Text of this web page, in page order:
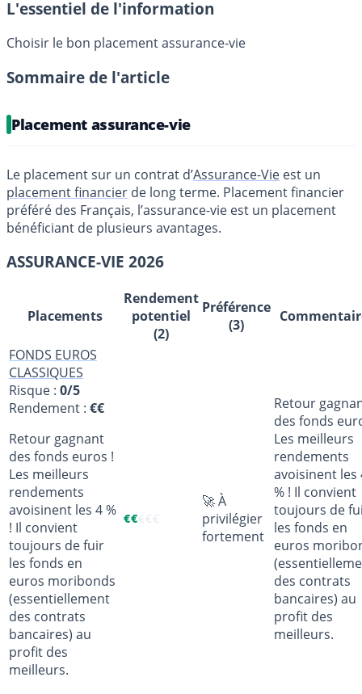
L'essentiel de l'information
Choisir le bon placement assurance-vie
Sommaire de l'article
Placement assurance-vie
Le placement sur un contrat d’Assurance-Vie est un
placement financier de long terme. Placement financier
préféré des Français, l’assurance-vie est un placement
bénéficiant de plusieurs avantages.
ASSURANCE-VIE 2026
Placements
Rendement
potentiel
(2)
Préférence
(3)
FONDS EUROS
CLASSIQUES
Risque : 0/5
Rendement : €€
Retour gagnant
des fonds euros !
Les meilleurs
rendements
avoisinent les 4 %
! Il convient
toujours de fuir
les fonds en
euros moribonds
(essentiellement
des contrats
bancaires) au
profit des
meilleurs.
€€€€€
🚀 À
privilégier
fortement
Retour
des fonds
Les meilleurs
rendements
avoisinent les
% ! Il convient
toujours de
les fonds en
euros
des contrats
bancaires) au
profit des
meilleurs.